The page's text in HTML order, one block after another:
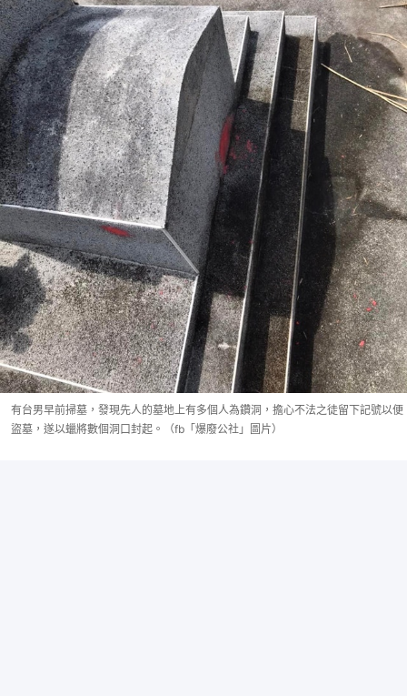
有台男早前掃墓，發現先人的墓地上有多個人為鑽洞，擔心不法之徒留下記號以便
盜墓，遂以蠟將數個洞口封起。（fb「爆廢公社」圖片）